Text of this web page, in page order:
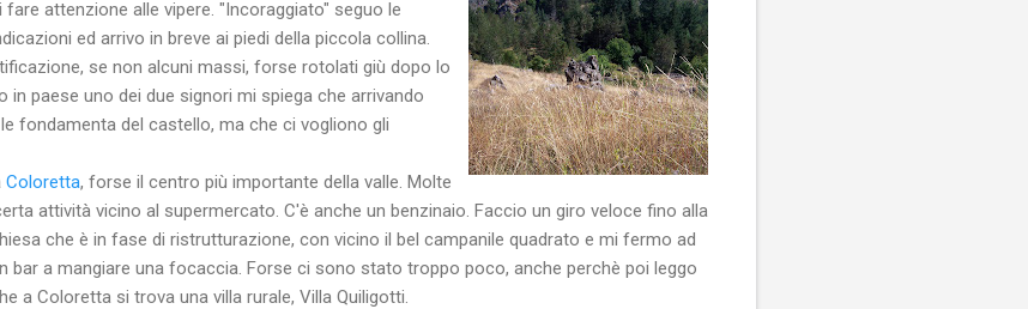
fare attenzione alle vipere. "Incoraggiato" seguo le
ed arrivo in breve ai piedi della piccola collina.
se non alcuni massi, forse rotolati giù dopo lo
paese uno dei due signori mi spiega che arrivando
fondamenta del castello, ma che ci vogliono gli
Coloretta, forse il centro più importante della valle. Molte
attività vicino al supermercato. C'è anche un benzinaio. Faccio un giro veloce fino alla
che è in fase di ristrutturazione, con vicino il bel campanile quadrato e mi fermo ad
bar a mangiare una focaccia. Forse ci sono stato troppo poco, anche perchè poi leggo
a Coloretta si trova una villa rurale, Villa Quiligotti.